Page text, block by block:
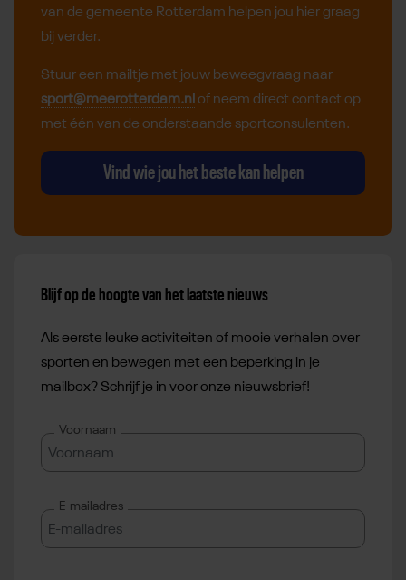
van de gemeente Rotterdam helpen jou hier graag
bij verder.
Stuur een mailtje met jouw beweegvraag naar
sport@meerotterdam.nl​​​​​​​​​​​​​​​​​​​​​​​​​​​​​​​​​​​of neem direct contact op
met één van de onderstaande sportconsulenten.
Vind wie jou het beste kan helpen
Blijf op de hoogte van het laatste nieuws
Als eerste leuke activiteiten of mooie verhalen over
sporten en bewegen met een beperking in je
mailbox? Schrijf je in voor onze nieuwsbrief!
Voornaam
E-mailadres